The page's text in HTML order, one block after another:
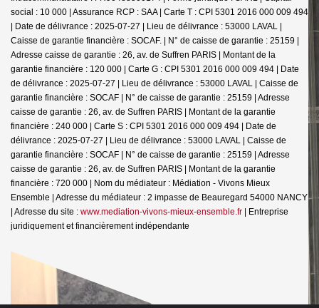
social : 10 000 | Assurance RCP : SAA | Carte T : CPI 5301 2016 000 009 494
| Date de délivrance : 2025-07-27 | Lieu de délivrance : 53000 LAVAL |
Caisse de garantie financière : SOCAF. | N° de caisse de garantie : 25159 |
Adresse caisse de garantie : 26, av. de Suffren PARIS | Montant de la
garantie financière : 120 000 | Carte G : CPI 5301 2016 000 009 494 | Date
de délivrance : 2025-07-27 | Lieu de délivrance : 53000 LAVAL | Caisse de
garantie financière : SOCAF | N° de caisse de garantie : 25159 | Adresse
caisse de garantie : 26, av. de Suffren PARIS | Montant de la garantie
financière : 240 000 | Carte S : CPI 5301 2016 000 009 494 | Date de
délivrance : 2025-07-27 | Lieu de délivrance : 53000 LAVAL | Caisse de
garantie financière : SOCAF | N° de caisse de garantie : 25159 | Adresse
caisse de garantie : 26, av. de Suffren PARIS | Montant de la garantie
financière : 720 000 | Nom du médiateur : Médiation - Vivons Mieux
Ensemble | Adresse du médiateur : 2 impasse de Beauregard 54000 NANCY
| Adresse du site : www.mediation-vivons-mieux-ensemble.fr
Entreprise
juridiquement et financièrement indépendante